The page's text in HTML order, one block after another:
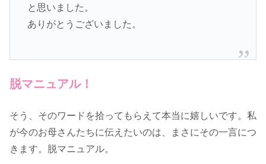
と思いました。
ありがとうございました。
脱マニュアル！
そう、そのワードを拾ってもらえて本当に嬉しいです。私
が今のお母さんたちに伝えたいのは、まさにその一言につ
きます。脱マニュアル。